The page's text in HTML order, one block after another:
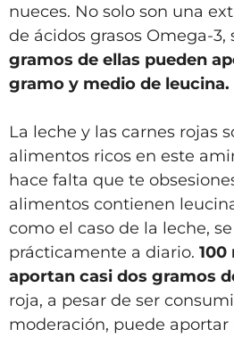
nueces. No solo son una
de ácidos grasos Omega-3,
gramos de ellas pueden
gramo y medio de leucina.
La leche y las carnes rojas
alimentos ricos en este
hace falta que te
alimentos contienen
como el caso de la leche,
prácticamente a diario.
aportan casi dos gramos
roja, a pesar de ser
moderación, puede